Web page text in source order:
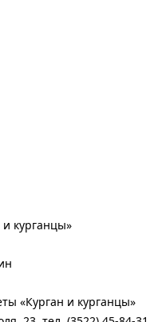
курганцы»
«Курган и курганцы»